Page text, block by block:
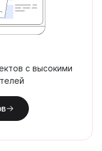
с высокими